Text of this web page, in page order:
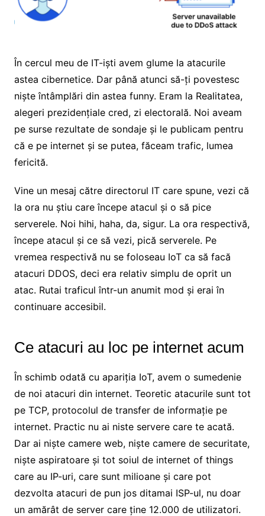
În cercul meu de IT-iști avem glume la atacurile
astea cibernetice. Dar până atunci să-ți povestesc
niște întâmplări din astea funny. Eram la Realitatea,
alegeri prezidențiale cred, zi electorală. Noi aveam
pe surse rezultate de sondaje și le publicam pentru
că e pe internet și se putea, făceam trafic, lumea
fericită.
Vine un mesaj către directorul IT care spune, vezi că
la ora nu știu care începe atacul și o să pice
serverele. Noi hihi, haha, da, sigur. La ora respectivă,
începe atacul și ce să vezi, pică serverele. Pe
vremea respectivă nu se foloseau IoT ca să facă
atacuri DDOS, deci era relativ simplu de oprit un
atac. Rutai traficul într-un anumit mod și erai în
continuare accesibil.
Ce atacuri au loc pe internet acum
În schimb odată cu apariția IoT, avem o sumedenie
de noi atacuri din internet. Teoretic atacurile sunt tot
pe TCP, protocolul de transfer de informație pe
internet. Practic nu ai niste servere care te acată.
Dar ai niște camere web, niște camere de securitate,
niște aspiratoare și tot soiul de internet of things
care au IP-uri, care sunt milioane și care pot
dezvolta atacuri de pun jos ditamai ISP-ul, nu doar
un amărât de server care ține 12.000 de utilizatori.